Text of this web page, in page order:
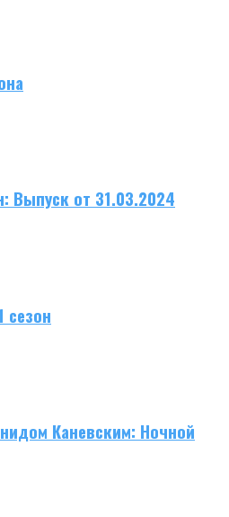
Выпуск от 31.03.2024
сезон
Каневским: Ночной